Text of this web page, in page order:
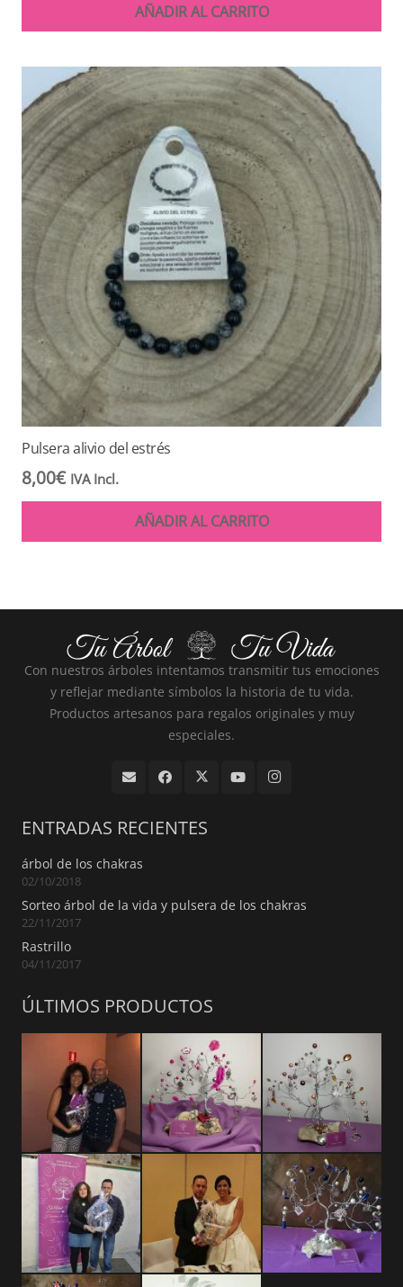
AÑADIR AL CARRITO
Pulsera alivio del estrés
8,00€ IVA Incl.
AÑADIR AL CARRITO
Con nuestros árboles intentamos transmitir tus emociones
y reflejar mediante símbolos la historia de tu vida.
Productos artesanos para regalos originales y muy
especiales.
ENTRADAS RECIENTES
árbol de los chakras
02/10/2018
Sorteo árbol de la vida y pulsera de los chakras
22/11/2017
Rastrillo
04/11/2017
ÚLTIMOS PRODUCTOS